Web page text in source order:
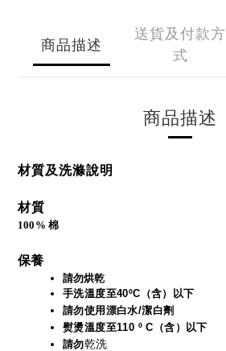
商品描述
送貨及付款方
式
商品描述
材質及洗滌說明
材質
100% 棉
保養
請勿烘乾
手洗溫度至40ºC（含）以下
請勿使用漂白水/潔白劑
熨燙溫度至110 º C（含）以下
請勿乾洗